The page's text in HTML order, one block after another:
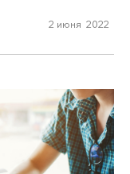
2 июня 2022